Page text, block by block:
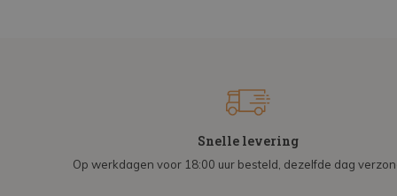
Snelle levering
Op werkdagen voor 18:00 uur besteld, dezelfde dag